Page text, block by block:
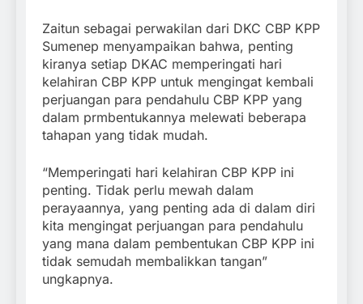
Zaitun sebagai perwakilan dari DKC CBP KPP
Sumenep menyampaikan bahwa, penting
kiranya setiap DKAC memperingati hari
kelahiran CBP KPP untuk mengingat kembali
perjuangan para pendahulu CBP KPP yang
dalam prmbentukannya melewati beberapa
tahapan yang tidak mudah.
“Memperingati hari kelahiran CBP KPP ini
penting. Tidak perlu mewah dalam
perayaannya, yang penting ada di dalam diri
kita mengingat perjuangan para pendahulu
yang mana dalam pembentukan CBP KPP ini
tidak semudah membalikkan tangan”
ungkapnya.